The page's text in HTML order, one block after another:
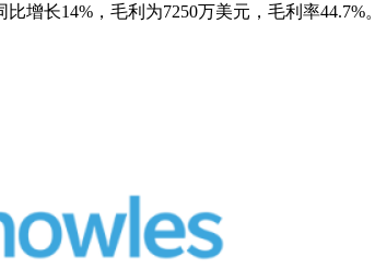
增长14%，毛利为7250万美元，毛利率44.7%。